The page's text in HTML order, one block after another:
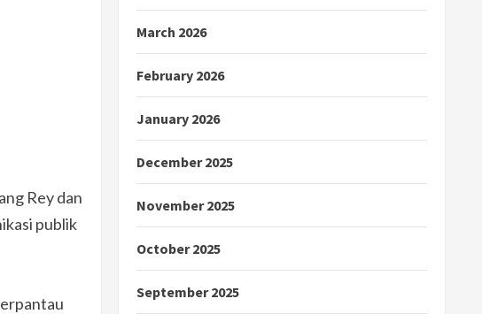
Rey dan
publik
March 2026
February 2026
January 2026
December 2025
November 2025
October 2025
September 2025